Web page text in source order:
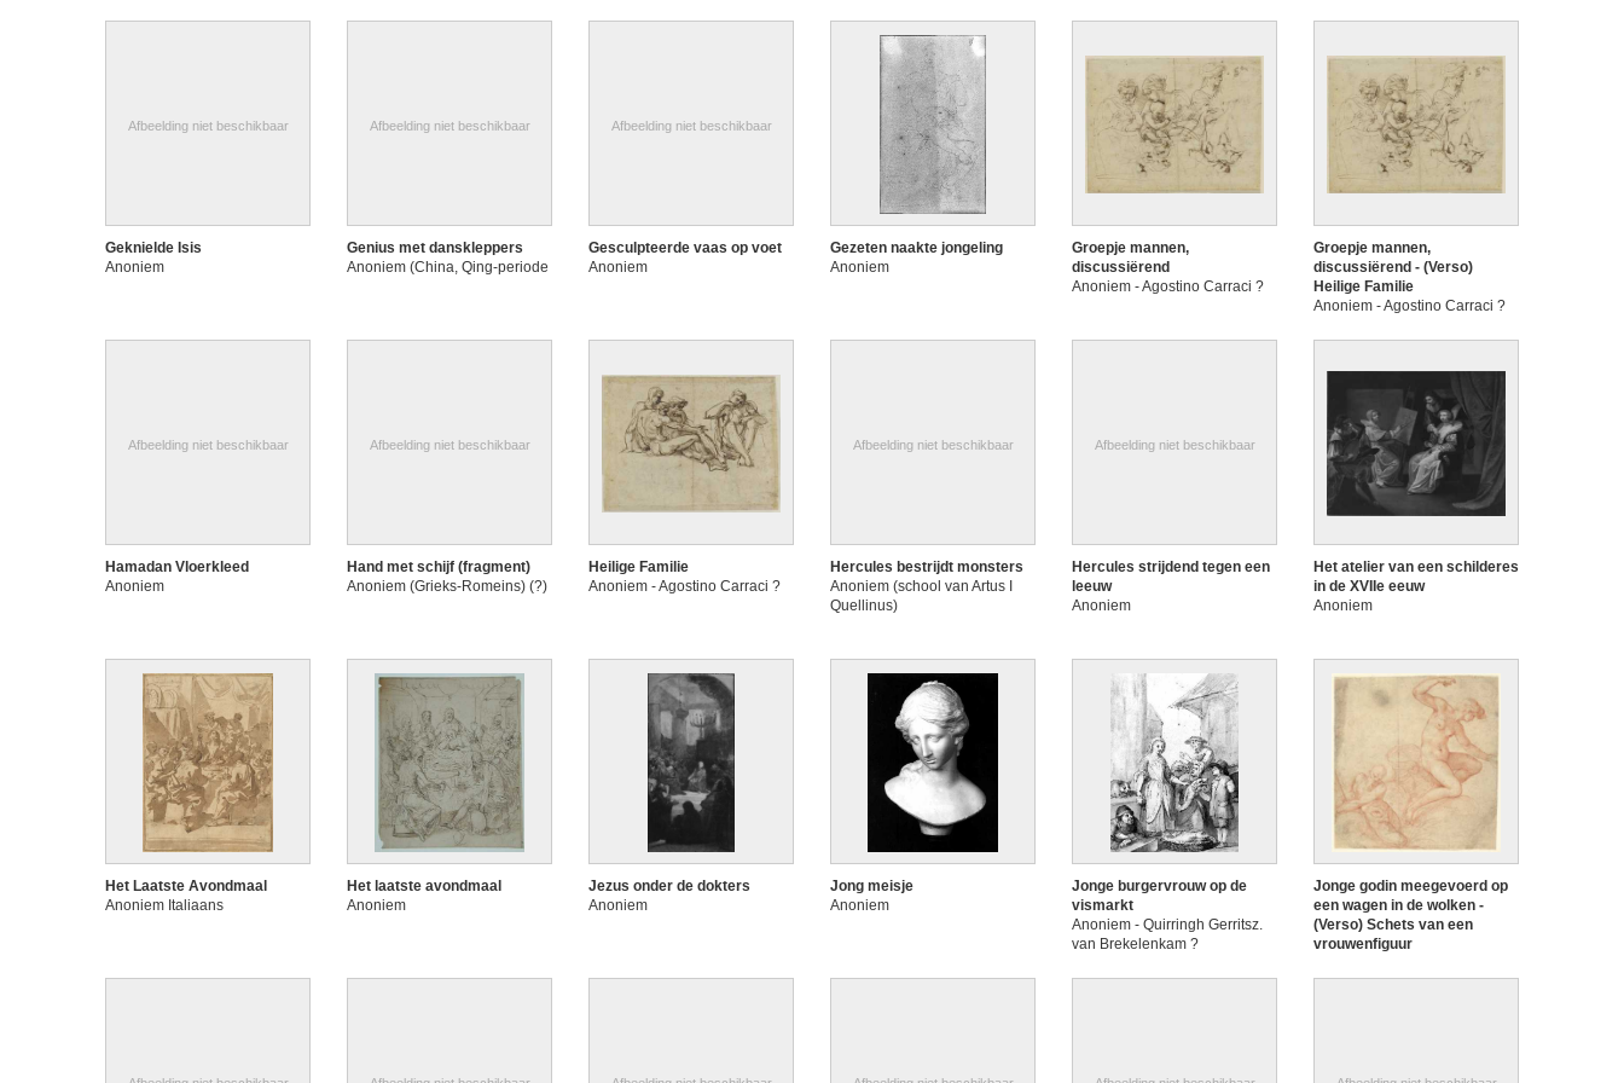
(Prometheus) ; Vallende man
Afbeelding niet beschikbaar
Geknielde Isis
Anoniem
Afbeelding niet beschikbaar
Genius met danskleppers
Anoniem (China, Qing-periode
Afbeelding niet beschikbaar
Gesculpteerde vaas op voet
Anoniem
Gezeten naakte jongeling
Anoniem
Groepje mannen,
discussiërend
Anoniem - Agostino Carraci ?
Groepje mannen,
discussiërend - (Verso)
Heilige Familie
Anoniem - Agostino Carraci ?
Afbeelding niet beschikbaar
Hamadan Vloerkleed
Anoniem
Afbeelding niet beschikbaar
Hand met schijf (fragment)
Anoniem (Grieks-Romeins) (?)
Heilige Familie
Anoniem - Agostino Carraci ?
Afbeelding niet beschikbaar
Hercules bestrijdt monsters
Anoniem (school van Artus I
Quellinus)
Afbeelding niet beschikbaar
Hercules strijdend tegen een
leeuw
Anoniem
Het atelier van een schilderes
in de XVIIe eeuw
Anoniem
Het Laatste Avondmaal
Anoniem Italiaans
Het laatste avondmaal
Anoniem
Jezus onder de dokters
Anoniem
Jong meisje
Anoniem
Jonge burgervrouw op de
vismarkt
Anoniem - Quirringh Gerritsz.
van Brekelenkam ?
Jonge godin meegevoerd op
een wagen in de wolken -
(Verso) Schets van een
vrouwenfiguur